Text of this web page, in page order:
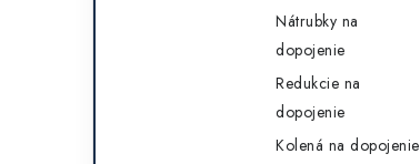
Nátrubky na
dopojenie
Redukcie na
dopojenie
Kolená na dopojenie